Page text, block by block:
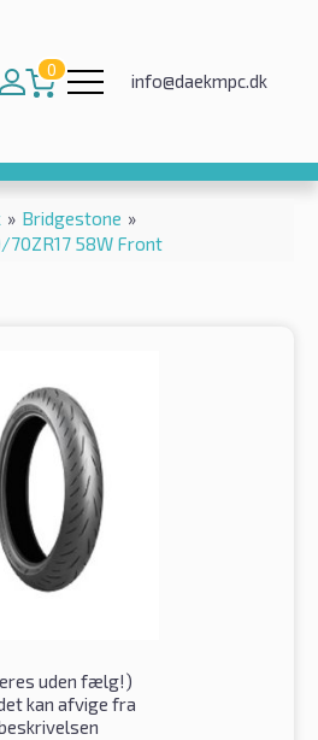
0
info@daekmpc.dk
» Bridgestone »
70ZR17 58W Front
uden fælg!)
kan afvige fra